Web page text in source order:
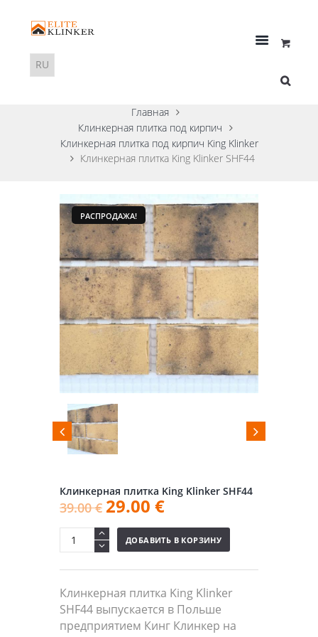
Главная
Клинкерная плитка под кирпич
Клинкерная плитка под кирпич King Klinker
Клинкерная плитка King Klinker SHF44
РАСПРОДАЖА!
Клинкерная плитка King Klinker SHF44
39.00€ 29.00 €
ДОБАВИТЬ В КОРЗИНУ
Клинкерная плитка King Klinker
SHF44 выпускается в Польше
предприятием Кинг Клинкер на